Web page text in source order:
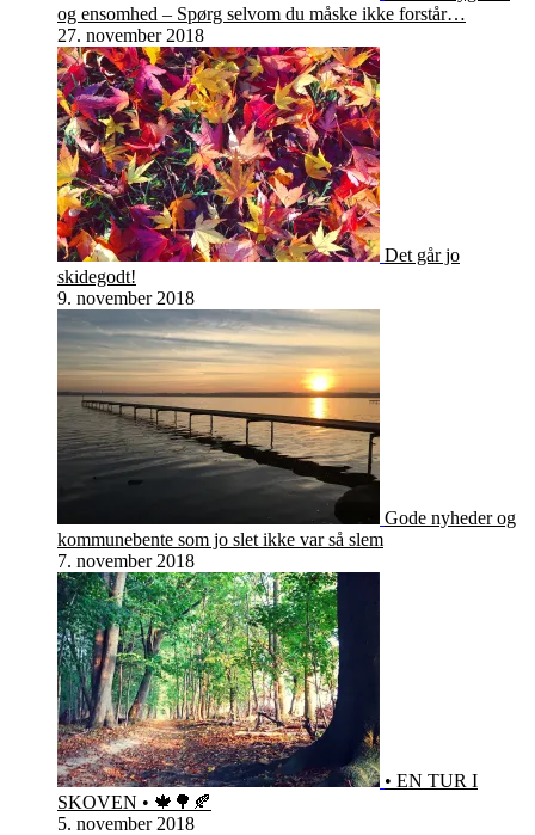
og ensomhed – Spørg selvom du måske ikke forstår…
27. november 2018
Det går jo
skidegodt!
9. november 2018
Gode nyheder og
kommunebente som jo slet ikke var så slem
7. november 2018
• EN TUR I
SKOVEN • 🍁🌳🍂
5. november 2018